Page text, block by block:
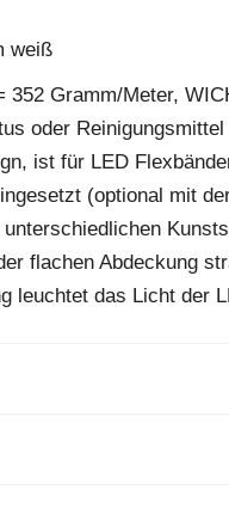
weiß
352 Gramm/Meter,
oder
ist für LED
(optional mit
flachen Abdeckung
leuchtet das Licht der